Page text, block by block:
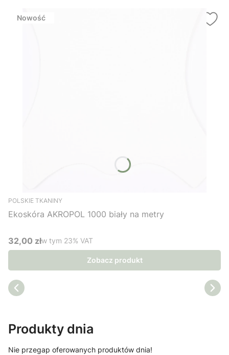
Nowość
POLSKIE TKANINY
Ekoskóra AKROPOL 1000 biały na metry
Cena brutto
32,00 złw tym %s VAT
w tym 23% VAT
Zobacz produkt
Produkty dnia
Nie przegap oferowanych produktów dnia!